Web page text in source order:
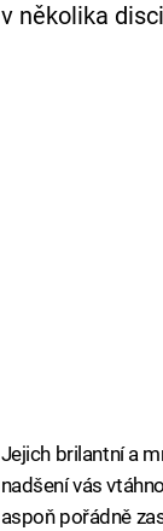
v několika
Jejich brilantní a
nadšení vás
aspoň pořádně